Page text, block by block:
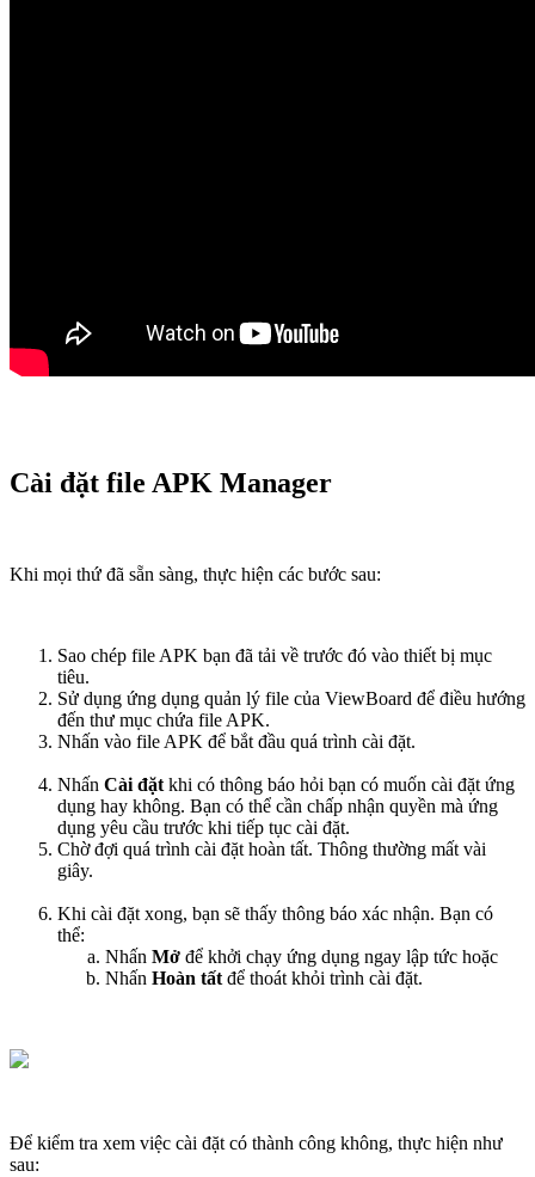
Cài đặt file APK Manager
Khi mọi thứ đã sẵn sàng, thực hiện các bước sau:
Sao chép file APK bạn đã tải về trước đó vào thiết bị mục
tiêu.
Sử dụng ứng dụng quản lý file của ViewBoard để điều hướng
đến thư mục chứa file APK.
Nhấn vào file APK để bắt đầu quá trình cài đặt.
Nhấn Cài đặt khi có thông báo hỏi bạn có muốn cài đặt ứng
dụng hay không. Bạn có thể cần chấp nhận quyền mà ứng
dụng yêu cầu trước khi tiếp tục cài đặt.
Chờ đợi quá trình cài đặt hoàn tất. Thông thường mất vài
giây.
Khi cài đặt xong, bạn sẽ thấy thông báo xác nhận. Bạn có
thể:
Nhấn Mở để khởi chạy ứng dụng ngay lập tức hoặc
Nhấn Hoàn tất để thoát khỏi trình cài đặt.
Để kiểm tra xem việc cài đặt có thành công không, thực hiện như
sau: